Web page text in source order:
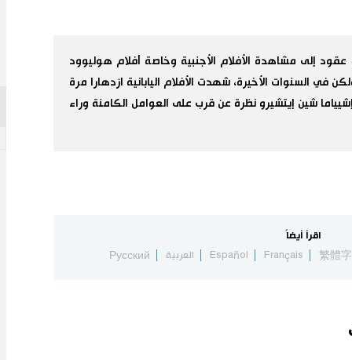
عقود إلى مشاهدة الأفلام الأجنبية وخاصة أفلام هوليوود
في السنوات الأخيرة، شهدت الأفلام اليابانية ازدهارا مرة
شين إيتشيرو نظرة عن قرب على العوامل الكامنة وراء
اقرأ أيضاً
繁體字
Français
Español العربية Русский